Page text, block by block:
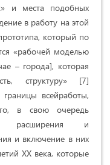
и места подобных
в работу на этой
который по
«рабочей моделью
– города], которая
структуру» [7]
всейработы,
в свою очередь
расширения и
и включение в них
XX века, которые